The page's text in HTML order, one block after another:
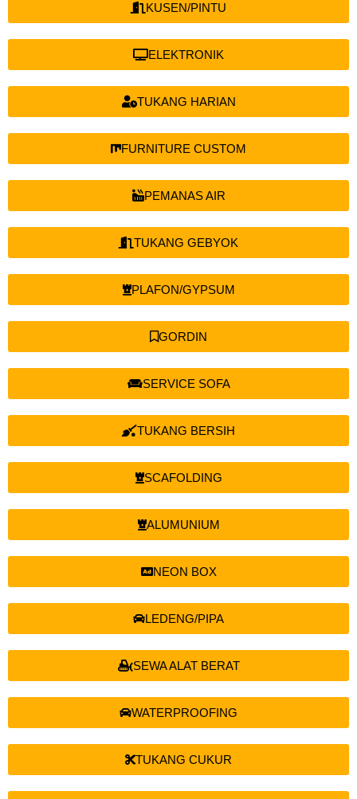
KUSEN/PINTU
ELEKTRONIK
TUKANG HARIAN
FURNITURE CUSTOM
PEMANAS AIR
TUKANG GEBYOK
PLAFON/GYPSUM
GORDIN
SERVICE SOFA
TUKANG BERSIH
SCAFOLDING
ALUMUNIUM
NEON BOX
LEDENG/PIPA
SEWA ALAT BERAT
WATERPROOFING
TUKANG CUKUR